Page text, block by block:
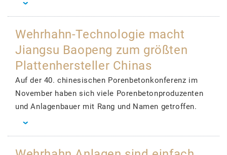
Wehrhahn-Technologie macht
Jiangsu Baopeng zum größten
Plattenhersteller Chinas
Auf der 40. chinesischen Porenbetonkonferenz im
November haben sich viele Porenbetonproduzenten
und Anlagenbauer mit Rang und Namen getroffen.